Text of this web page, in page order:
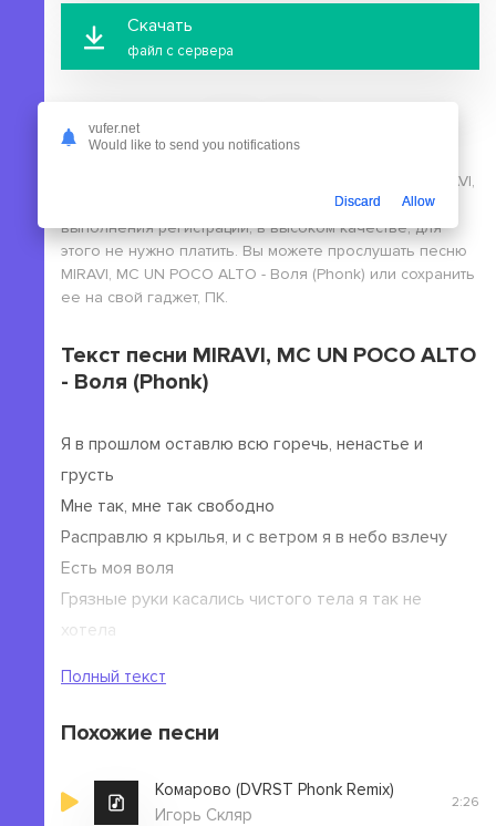
Скачать
файл с сервера
На этой странице вы можете скачать mp3 песню MIRAVI,
MC UN POCO ALTO - Воля (Phonk) бесплатно без
выполнения регистрации, в высоком качестве, для
этого не нужно платить. Вы можете прослушать песню
MIRAVI, MC UN POCO ALTO - Воля (Phonk) или сохранить
ее на свой гаджет, ПК.
Текст песни MIRAVI, MC UN POCO ALTO
- Воля (Phonk)
Я в прошлом оставлю всю горечь, ненастье и
грусть
Мне так, мне так свободно
Расправлю я крылья, и с ветром я в небо взлечу
Есть моя воля
Грязные руки касались чистого тела я так не
хотела
Когда тебе было больно, я тебя не знала
Полный текст
Похожие песни
Комарово (DVRST Phonk Remix)
Игорь Скляр
2:26
vufer.net
Would like to send you notifications
Discard Allow